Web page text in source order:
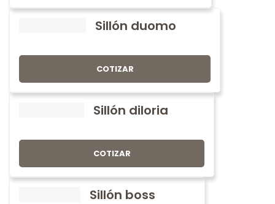
Sillón duomo
COTIZAR
Sillón diloria
COTIZAR
Sillón boss